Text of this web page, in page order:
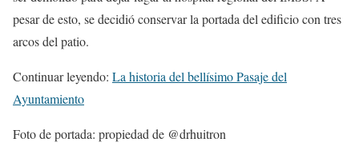
pesar de esto, se decidió conservar la portada del edificio con tres
arcos del patio.
Continuar leyendo: La historia del bellísimo Pasaje del
Ayuntamiento
Foto de portada: propiedad de @drhuitron